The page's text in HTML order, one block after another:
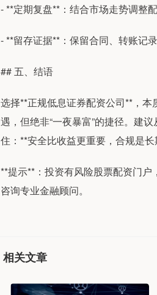
- **定期复盘**：结合市场走势调整配
- **留存证据**：保留合同、转账记
## 五、结语
选择**正规低息证券配资公司**，本
遇，但绝非“一夜暴富”的捷径。建
住：**安全比收益更重要，合规是长
**提示**：投资有风险股票配资门
咨询专业金融顾问。
相关文章